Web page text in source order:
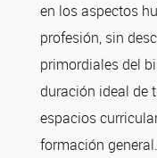
en los aspectos
profesión, sin
primordiales del
duración ideal de
espacios
formación general.